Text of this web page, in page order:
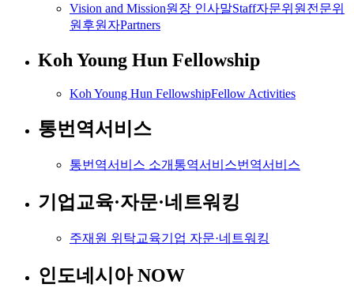
Vision and Mission원장 인사말Staff자문위원 전문위
원 후원자Partners
Koh Young Hun Fellowship
Koh Young Hun FellowshipFellow Activities
통번역서비스
통번역서비스 소개 통역서비스번역서비스
기업교육·자문·네트워킹
주재원 위탁교육기업 자문·네트워킹
인도네시아 NOW